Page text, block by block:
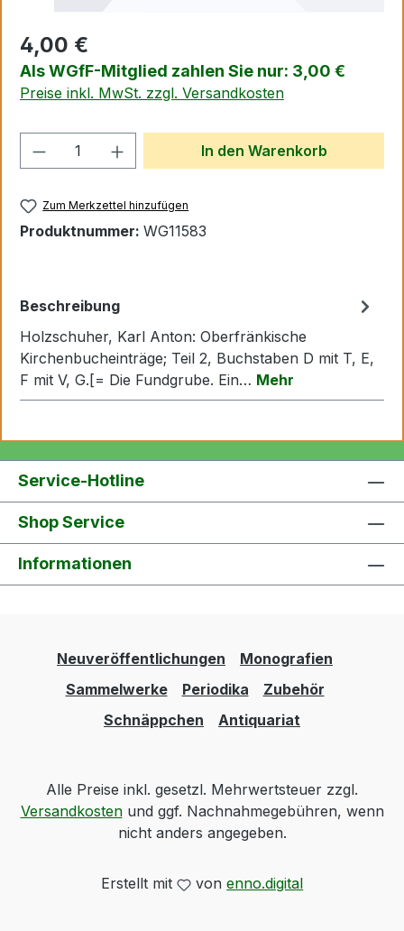
4,00 €
Als WGfF-Mitglied zahlen Sie nur: 3,00 €
Preise inkl. MwSt. zzgl. Versandkosten
Produkt Anzahl: Gib denIn den Warenkorb
Zum Merkzettel hinzufügen
Produktnummer: WG11583
Beschreibung
Holzschuher, Karl Anton: Oberfränkische
Kirchenbucheinträge; Teil 2, Buchstaben D mit T, E,
F mit V, G.[= Die Fundgrube. Ein… Mehr
Service-Hotline
Shop Service
Informationen
Neuveröffentlichungen
Monografien
Sammelwerke
Periodika
Zubehör
Schnäppchen
Antiquariat
Alle Preise inkl. gesetzl. Mehrwertsteuer zzgl.
Versandkostenund ggf. Nachnahmegebühren, wenn
nicht anders angegeben.
Erstellt mit vonenno.digital